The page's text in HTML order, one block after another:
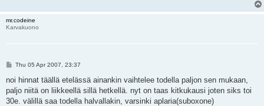
mr.codeine
Karvakuono
P
s
Thu 05 Apr 2007, 23:37
noi hinnat täällä etelässä ainankin vaihtelee todella paljon sen mukaan,
paljo niitä on liikkeellä sillä hetkellä. nyt on taas kitkukausi joten siks toi
30e. välillä saa todella halvallakin, varsinki aplaria(suboxone)